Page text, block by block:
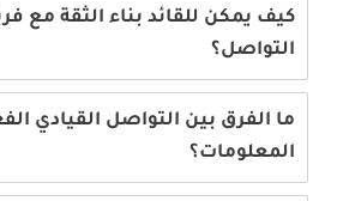
كيف يمكن للقائد بناء الثقة مع
التواصل؟
ما الفرق بين التواصل القيادي
المعلومات؟